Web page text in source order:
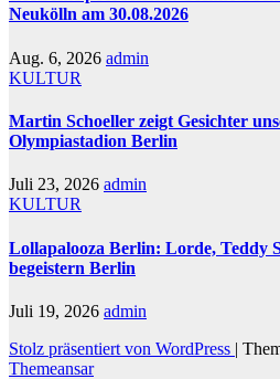
Neukölln am 30.08.2026
Aug. 6, 2026 admin
KULTUR
Martin Schoeller zeigt Gesichter
Olympiastadion Berlin
Juli 23, 2026 admin
KULTUR
Lollapalooza Berlin: Lorde, Teddy
begeistern Berlin
Juli 19, 2026 admin
Stolz präsentiert von WordPress |
Themeansar